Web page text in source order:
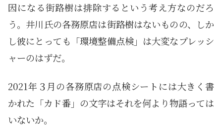
因になる街路樹は排除するという考え方なのだろ
う。井川氏の各務原店は街路樹はないものの、しか
し彼にとっても「環境整備点検」は大変なプレッシ
ャーのはずだ。
2021年３月の各務原店の点検シートには大きく書
かれた「カド番」の文字はそれを何より物語っては
いないか。